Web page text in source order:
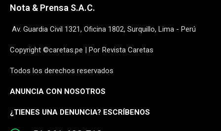
Nota & Prensa S.A.C.
Av. Guardia Civil 1321, Oficina 1802, Surquillo, Lima - Perú
Copyright ©caretas.pe | Por Revista Caretas
Todos los derechos reservados
ANUNCIA CON NOSOTROS
¿TIENES UNA DENUNCIA? ESCRÍBENOS